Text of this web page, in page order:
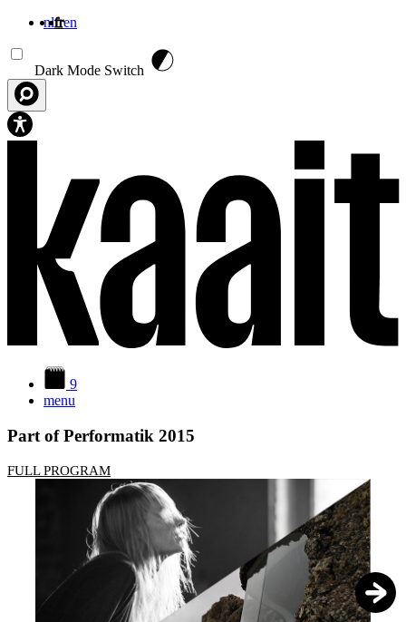
nlfren
Dark Mode Switch
9
menu
Part of Performatik 2015
FULL PROGRAM